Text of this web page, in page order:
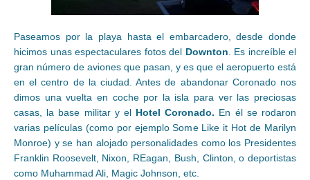
Paseamos por la playa hasta el embarcadero, desde donde
hicimos unas espectaculares fotos del Downton. Es increíble el
gran número de aviones que pasan, y es que el aeropuerto está
en el centro de la ciudad. Antes de abandonar Coronado nos
dimos una vuelta en coche por la isla para ver las preciosas
casas, la base militar y el Hotel Coronado. En él se rodaron
varias películas (como por ejemplo Some Like it Hot de Marilyn
Monroe) y se han alojado personalidades como los Presidentes
Franklin Roosevelt, Nixon, REagan, Bush, Clinton, o deportistas
como Muhammad Ali, Magic Johnson, etc.